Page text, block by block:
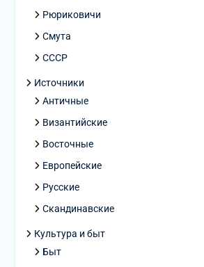
Рюриковичи
Смута
СССР
Источники
Античные
Византийские
Восточные
Европейские
Русские
Скандинавские
Культура и быт
Быт